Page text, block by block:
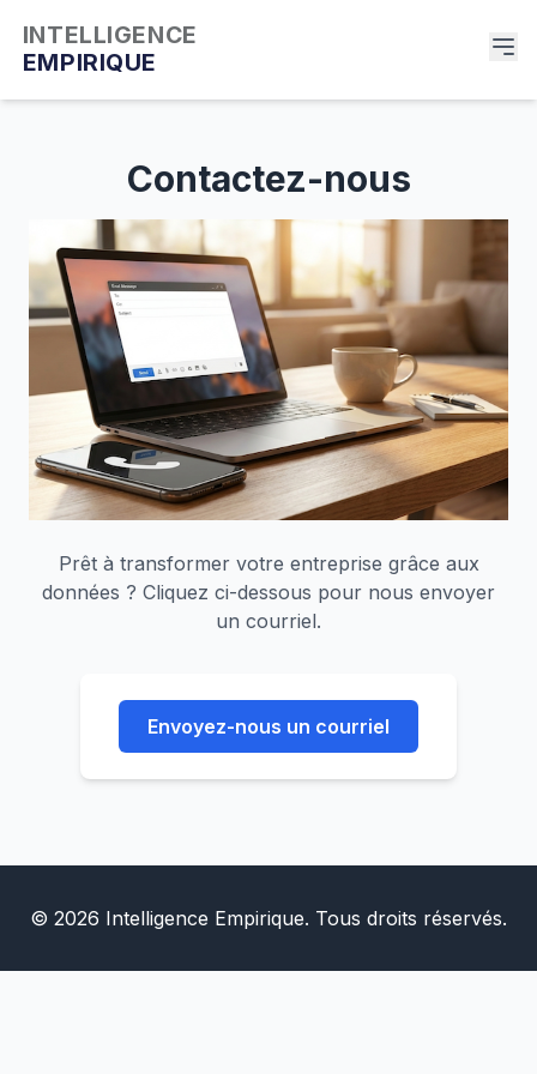
INTELLIGENCE
EMPIRIQUE
Contactez-nous
Prêt à transformer votre entreprise grâce aux
données ? Cliquez ci-dessous pour nous envoyer
un courriel.
Envoyez-nous un courriel
© 2026 Intelligence Empirique. Tous droits réservés.